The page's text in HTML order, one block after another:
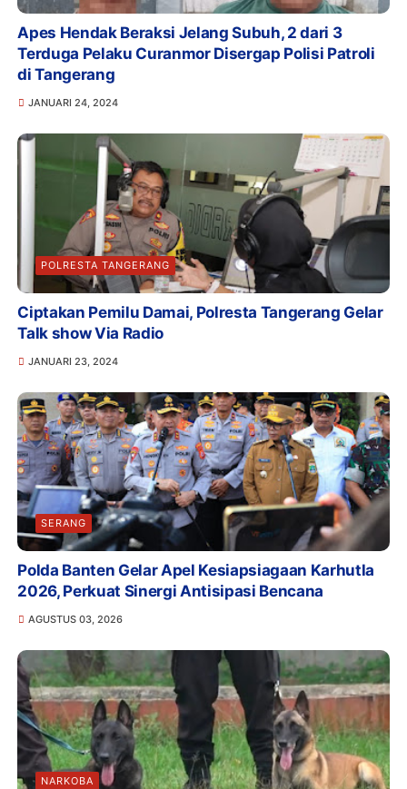
Apes Hendak Beraksi Jelang Subuh, 2 dari 3
Terduga Pelaku Curanmor Disergap Polisi Patroli
di Tangerang
JANUARI 24, 2024
POLRESTA TANGERANG
Ciptakan Pemilu Damai, Polresta Tangerang Gelar
Talk show Via Radio
JANUARI 23, 2024
SERANG
Polda Banten Gelar Apel Kesiapsiagaan Karhutla
2026, Perkuat Sinergi Antisipasi Bencana
AGUSTUS 03, 2026
NARKOBA